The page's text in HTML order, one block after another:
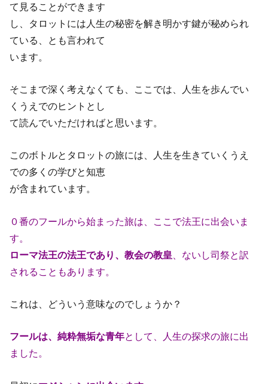
て見ることができます
し、タロットには人生の秘密を解き明かす鍵が秘められ
ている、とも言われて
います。
そこまで深く考えなくても、ここでは、人生を歩んでい
くうえでのヒントとし
て読んでいただければと思います。
このボトルとタロットの旅には、人生を生きていくうえ
での多くの学びと知恵
が含まれています。
０番のフールから始まった旅は、ここで法王に出会いま
す。
ローマ法王の法王であり、教会の教皇 、ないし司祭と訳
されることもあります。
これは、どういう意味なのでしょうか？
フールは、純粋無垢な青年として、人生の探求の旅に出
ました。